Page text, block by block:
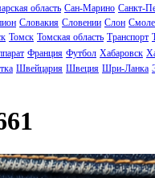
область Сан-Марино Санкт-
Словакия Словении Слон
Томск Томская область Транспорт
Франция Футбол Хабаровск
Швейцария Швеция Шри-Ланка